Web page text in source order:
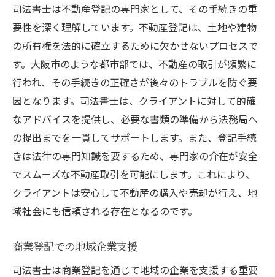
常に変化する法務環境への適応
司法書士の視点大阪市の法務手続きを支えるプ
ロフェッショナル
多岐にわたる業務範囲の理解
法律知識の応用力と実践力
クライアントの立場に立った法務サポート
地域社会のニーズに応える法務サービス
プロフェッショナルとしての責任感と使命
感
法務の現場で培う問題解決能力
大阪市における司法書士の使命地域の未来を築
くために
司法書士は不動産登記の専門家として、その手続きの重
要性を深く理解しています。不動産登記は、土地や建物
の所有権を法的に確立するために欠かせないプロセスで
す。大阪市のような都市部では、不動産の取引が頻繁に
行われ、その手続きの正確さが後々のトラブルを防ぐ要
因となります。司法書士は、クライアントに対して的確
なアドバイスを提供し、必要な書類の準備から法務局へ
の提出までを一貫してサポートします。また、登記手続
きは法律の専門知識を要するため、専門家の介在が安全
でスムーズな不動産取引を可能にします。これにより、
クライアントは安心して不動産の購入や売却が行え、地
域社会にも信頼される存在となるのです。
商業登記での地域企業支援
司法書士は商業登記を通じて地域の企業を支援する重要